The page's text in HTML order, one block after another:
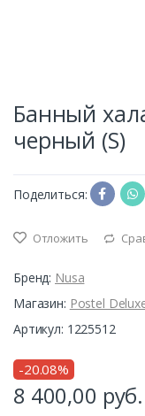
Банный
черный (S)
Поделиться:
Отложить
Бренд: Nusa
Магазин: Postel
Артикул: 1225512
-20.08%
8 400,00 руб.